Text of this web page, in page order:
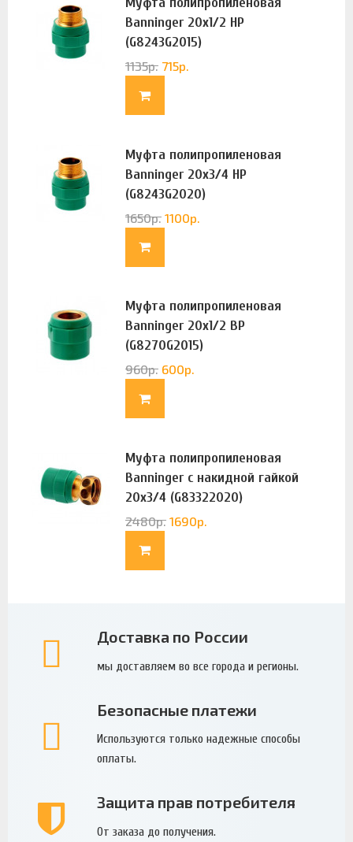
Banninger 20х1/2 НР
(G8243G2015)
1135р. 715р.
Муфта полипропиленовая
Banninger 20х3/4 НР
(G8243G2020)
1650р. 1100р.
Муфта полипропиленовая
Banninger 20х1/2 ВР
(G8270G2015)
960р. 600р.
Муфта полипропиленовая
Banninger с накидной гайкой
20х3/4 (G83322020)
2480р. 1690р.
Доставка по России
мы доставляем во все города и регионы.
Безопасные платежи
Используются только надежные способы
оплаты.
Защита прав потребителя
От заказа до получения.